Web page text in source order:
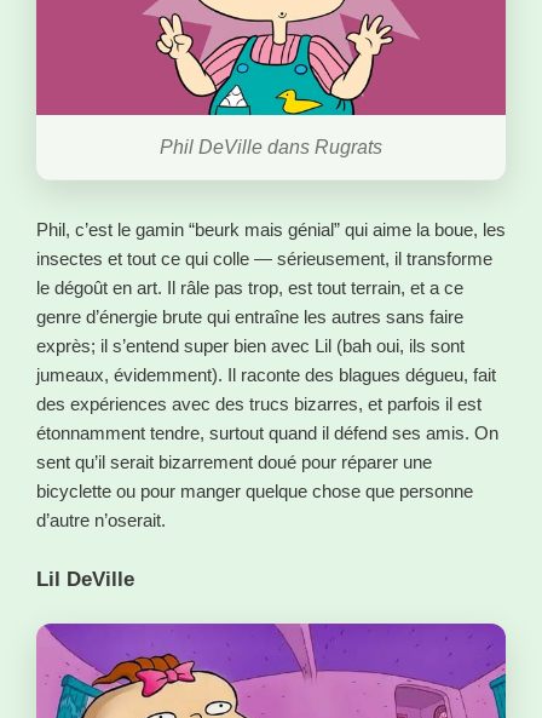
Phil DeVille dans Rugrats
Phil, c’est le gamin “beurk mais génial” qui aime la boue, les
insectes et tout ce qui colle — sérieusement, il transforme
le dégoût en art. Il râle pas trop, est tout terrain, et a ce
genre d’énergie brute qui entraîne les autres sans faire
exprès; il s’entend super bien avec Lil (bah oui, ils sont
jumeaux, évidemment). Il raconte des blagues dégueu, fait
des expériences avec des trucs bizarres, et parfois il est
étonnamment tendre, surtout quand il défend ses amis. On
sent qu’il serait bizarrement doué pour réparer une
bicyclette ou pour manger quelque chose que personne
d’autre n’oserait.
Lil DeVille